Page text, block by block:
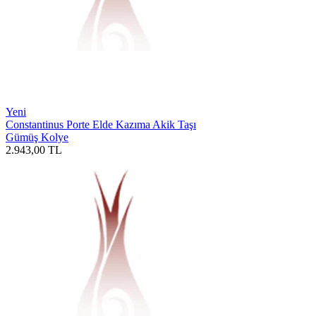
Yeni
Constantinus Porte Elde Kazıma Akik Taşı
Gümüş Kolye
2.943,00 TL